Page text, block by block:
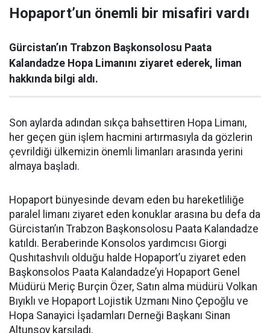
Hopaport’un önemli bir misafiri vardı
Gürcistan’ın Trabzon Başkonsolosu Paata
Kalandadze Hopa Limanını ziyaret ederek, liman
hakkında bilgi aldı.
Son aylarda adından sıkça bahsettiren Hopa Limanı,
her geçen gün işlem hacmini artırmasıyla da gözlerin
çevrildiği ülkemizin önemli limanları arasında yerini
almaya başladı.
Hopaport bünyesinde devam eden bu hareketliliğe
paralel limanı ziyaret eden konuklar arasına bu defa da
Gürcistan’ın Trabzon Başkonsolosu Paata Kalandadze
katıldı. Beraberinde Konsolos yardımcısı Giorgi
Qushıtashvılı olduğu halde Hopaport’u ziyaret eden
Başkonsolos Paata Kalandadze’yi Hopaport Genel
Müdürü Meriç Burçin Özer, Satın alma müdürü Volkan
Bıyıklı ve Hopaport Lojistik Uzmanı Nino Çepoğlu ve
Hopa Sanayici İşadamları Derneği Başkanı Sinan
Altunsoy karşıladı.